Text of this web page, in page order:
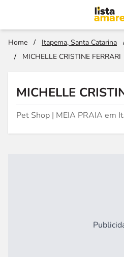
Home / Itapema, Santa Catarina
/
MICHELLE CRISTINE FERRARI
MICHELLE
Pet Shop | MEIA PRAIA em